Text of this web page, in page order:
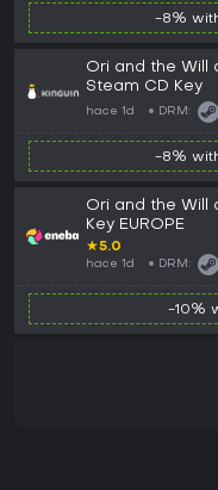
-8%
Ori and the Will
Steam CD Key
hace 1d DRM:
-8%
Ori and the Will
Key EUROPE
★5.0
hace 1d DRM:
-10%